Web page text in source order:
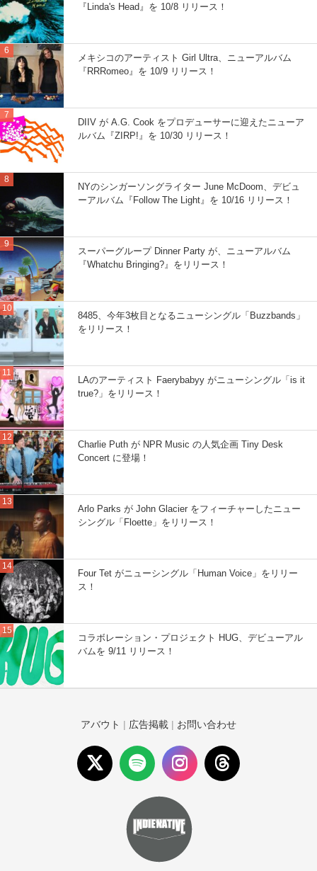
『Linda's Head』を 10/8 リリース！
メキシコのアーティスト Girl Ultra、ニューアルバム
『RRRomeo』を 10/9 リリース！
DIIV が A.G. Cook をプロデューサーに迎えたニューア
ルバム『ZIRP!』を 10/30 リリース！
NYのシンガーソングライター June McDoom、デビュ
ーアルバム『Follow The Light』を 10/16 リリース！
スーパーグループ Dinner Party が、ニューアルバム
『Whatchu Bringing?』をリリース！
8485、今年3枚目となるニューシングル「Buzzbands」
をリリース！
LAのアーティスト Faerybabyy がニューシングル「is it
true?」をリリース！
Charlie Puth が NPR Music の人気企画 Tiny Desk
Concert に登場！
Arlo Parks が John Glacier をフィーチャーしたニュー
シングル「Floette」をリリース！
Four Tet がニューシングル「Human Voice」をリリー
ス！
コラボレーション・プロジェクト HUG、デビューアル
バムを 9/11 リリース！
アバウト | 広告掲載 | お問い合わせ